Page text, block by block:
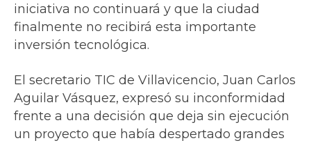
iniciativa no continuará y que la ciudad
finalmente no recibirá esta importante
inversión tecnológica.
El secretario TIC de Villavicencio, Juan Carlos
Aguilar Vásquez, expresó su inconformidad
frente a una decisión que deja sin ejecución
un proyecto que había despertado grandes